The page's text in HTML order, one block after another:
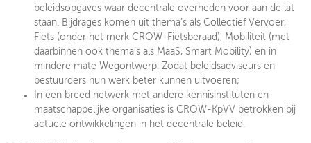
beleidsopgaves waar decentrale overheden voor aan de lat
staan. Bijdrages komen uit thema’s als Collectief Vervoer,
Fiets (onder het merk CROW-Fietsberaad), Mobiliteit (met
daarbinnen ook thema’s als MaaS, Smart Mobility) en in
mindere mate Wegontwerp. Zodat beleidsadviseurs en
bestuurders hun werk beter kunnen uitvoeren;
In een breed netwerk met andere kennisinstituten en
maatschappelijke organisaties is CROW-KpVV betrokken bij
actuele ontwikkelingen in het decentrale beleid.